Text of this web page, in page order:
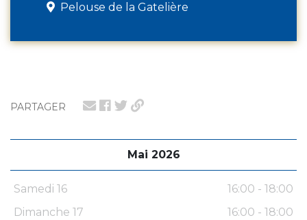
PARTAGER
Mai 2026
Samedi 16
16:00 - 18:00
Dimanche 17
16:00 - 18:00
Pelouse de la Gatelière